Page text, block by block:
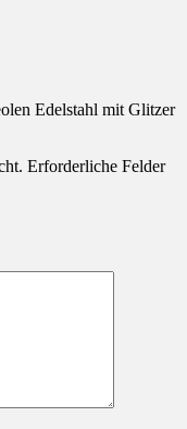
Edelstahl mit Glitzer
Erforderliche Felder